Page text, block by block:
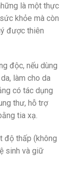
là một thực
khỏe mà còn
được thiên
độc, nếu dùng
làm cho da
có tác dụng
thư, hỗ trợ
tia xạ.
độ thấp (không
sinh và giữ